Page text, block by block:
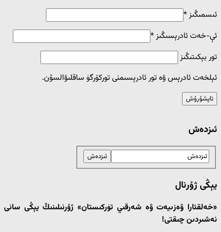
ئىسمىڭىز*
ئې-خەت ئادرېسىڭىز*
تور بېكىتىڭىز
ئېلخەت ئادرېس ۋە تور ئادرېسىمنى توركۆرگۈ ساقلىۋالسۇن.
ئىزدەش
يېڭى ژۇرنال
«خەلقئارا ۋەزىيەت ۋە شەرقىي تۈركىستان» ژۇرنىلىنىڭ يېڭى سانى
نەشىردىن چىقتى!